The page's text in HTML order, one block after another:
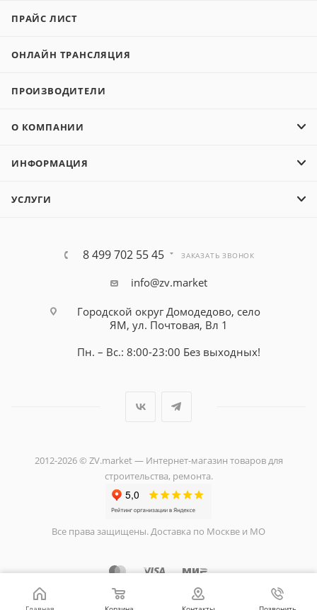
ПРАЙС ЛИСТ
ОНЛАЙН ТРАНСЛЯЦИЯ
ПРОИЗВОДИТЕЛИ
О КОМПАНИИ
ИНФОРМАЦИЯ
УСЛУГИ
8 499 702 55 45 ЗАКАЗАТЬ ЗВОНОК
info@zv.market
Городской округ Домодедово, село
ЯМ, ул. Почтовая, Вл 1
Пн. – Вс.: 8:00-23:00 Без выходных!
2012-2026 © ZV.market — Интернет-магазин товаров для
строительства, ремонта.
Все права защищены. Доставка по Москве и МО